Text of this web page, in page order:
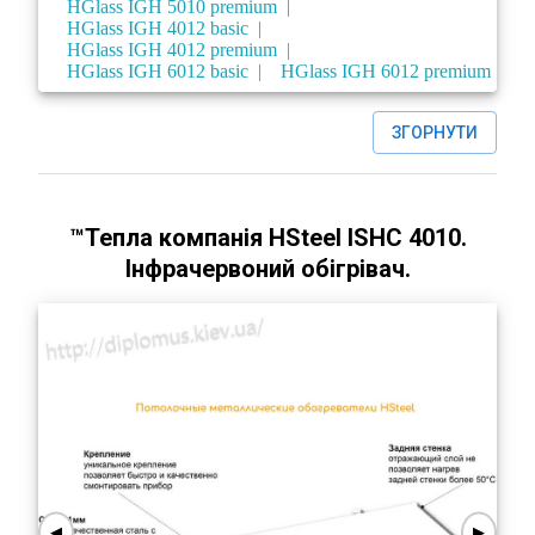
HGlass IGH 5010 premium
HGlass IGH 4012 basic
HGlass IGH 4012 premium
HGlass IGH 6012 basic
HGlass IGH 6012 premium
ЗГОРНУТИ
™Тепла компанія HSteel ISHC 4010.
Інфрачервоний обігрівач.